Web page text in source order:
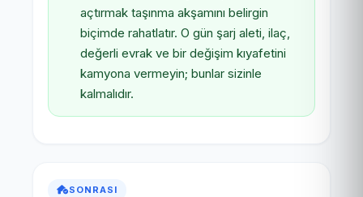
açtırmak taşınma akşamını belirgin
biçimde rahatlatır. O gün şarj aleti, ilaç,
değerli evrak ve bir değişim kıyafetini
kamyona vermeyin; bunlar sizinle
kalmalıdır.
SONRASI